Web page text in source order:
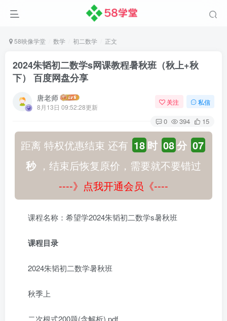
58映像学堂 数学 初二数学 正文
2024朱韬初二数学s网课教程暑秋班（秋上+秋
下） 百度网盘分享
唐老师
8月13日 09:52:28更新
关注 私信
0 394 15
距离 特权优惠结束 还有 18 时 08分 06
秒，结束后恢复原价，需要就不要错过
----》点我开通会员《----
课程名称：希望学2024朱韬初二数学s暑秋班
课程目录
2024朱韬初二数学暑秋班
秋季上
二次根式200题(含解析).pdf